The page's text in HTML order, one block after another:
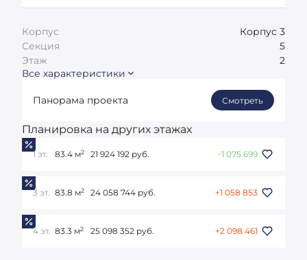
Корпус
Корпус 3
Секция
5
Этаж
2
Все характеристики
Панорама проекта Смотреть
Планировка на других этажах
1 эт. 83.4 м2 21 924 192 руб. -1 075 699
3 эт. 83.8 м2 24 058 744 руб. +1 058 853
4 эт. 83.3 м2 25 098 352 руб. +2 098 461